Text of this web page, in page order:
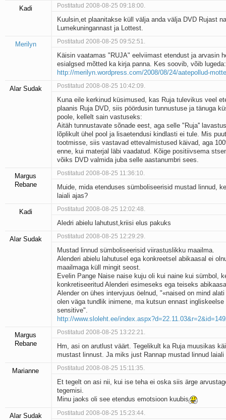
Kadi Postitatud 2008-08-25 09:18:00.
Kuulsin,et plaanitakse küll välja anda välja DVD Rujast
Lumekuningannast ja Lottest.
Merilyn Postitatud 2008-08-25 09:52:51.
Käisin vaatamas "RUJA" eelviimast etendust ja arvasin
esialgsed mõtted ka kirja panna. Kes soovib, võib lugeda:
http://merilyn.wordpress.com/2008/08/24/aatepollud-
Alar Sudak Postitatud 2008-08-25 10:42:09.
Kuna eile kerkinud küsimused, kas Ruja tulevikus veel
plaanis Ruja DVD, siis pöördusin tunnustuse ja tänuga
poole, kellelt sain vastuseks:
Aitäh tunnustavate sõnade eest, aga selle "Ruja''
lõplikult ühel pool ja lisaetendusi kindlasti ei tule. Mis
tootmisse, siis vastavad ettevalmistused käivad, aga
enne, kui materjal läbi vaadatud. Kõige positiivsema
võiks DVD valmida juba selle aastanumbri sees.
Margus
Rebane
Postitatud 2008-08-25 11:36:10.
Muide, mida etenduses sümboliseerisid mustad linnud,
laiali ajas?
Kadi Postitatud 2008-08-25 12:02:48.
Aledri abielu lahutust,kriisi elus pakuks
Alar Sudak Postitatud 2008-08-25 12:29:29.
Mustad linnud sümboliseerisid viirastuslikku maailma.
Alenderi abielu lahutusel ega konkreetsel abikaasal ei
maailmaga küll mingit seost.
Evelin Pange Naise naise kuju oli kui naine kui sümbol,
konkretiseeritud Alenderi esimeseks ega teiseks
Alender on ühes intervjuus öelnud, "«naised on mind
olen väga tundlik inimene, ma kutsun ennast ingliskeelse
sensitive".
http://www.sloleht.ee/
Margus
Rebane
Postitatud 2008-08-25 13:22:21.
Hm, asi on arutlust väärt. Tegelikult ka Ruja muusikas
mustast linnust. Ja miks just Rannap mustad linnud laiali
Marianne Postitatud 2008-08-25 15:11:35.
Et tegelt on asi nii, kui ise teha ei oska siis ärge
tegemisi.
Minu jaoks oli see etendus emotsioon kuubis
Alar Sudak Postitatud 2008-08-25 15:23:44.